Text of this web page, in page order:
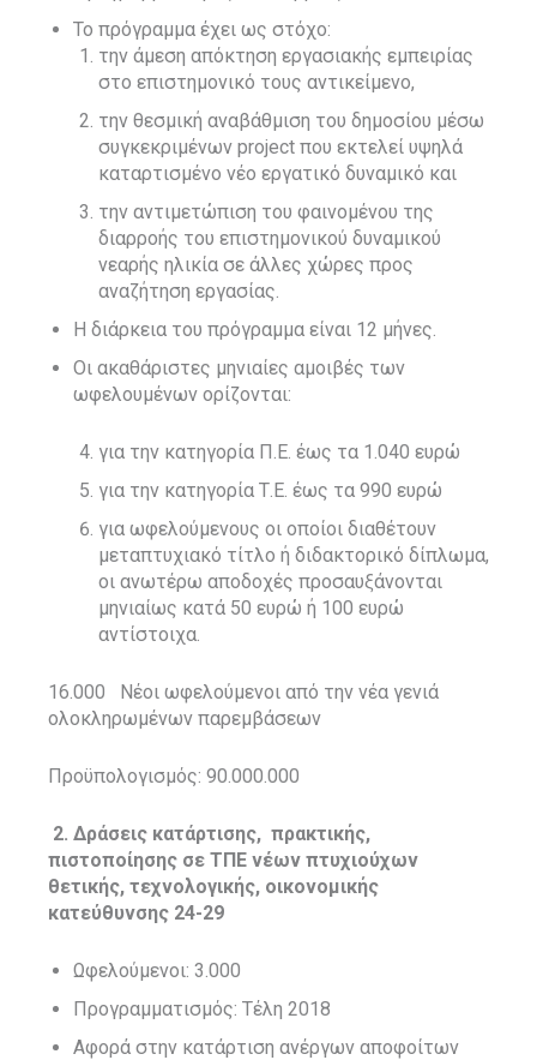
Το πρόγραμμα έχει ως στόχο:
την άμεση απόκτηση εργασιακής εμπειρίας
στο επιστημονικό τους αντικείμενο,
την θεσμική αναβάθμιση του δημοσίου μέσω
συγκεκριμένων project που εκτελεί υψηλά
καταρτισμένο νέο εργατικό δυναμικό και
την αντιμετώπιση του φαινομένου της
διαρροής του επιστημονικού δυναμικού
νεαρής ηλικία σε άλλες χώρες προς
αναζήτηση εργασίας.
Η διάρκεια του πρόγραμμα είναι 12 μήνες.
Οι ακαθάριστες μηνιαίες αμοιβές των
ωφελουμένων ορίζονται:
για την κατηγορία Π.Ε. έως τα 1.040 ευρώ
για την κατηγορία Τ.Ε. έως τα 990 ευρώ
για ωφελούμενους οι οποίοι διαθέτουν
μεταπτυχιακό τίτλο ή διδακτορικό δίπλωμα,
οι ανωτέρω αποδοχές προσαυξάνονται
μηνιαίως κατά 50 ευρώ ή 100 ευρώ
αντίστοιχα.
16.000
Νέοι ωφελούμενοι από την νέα γενιά
ολοκληρωμένων παρεμβάσεων
Προϋπολογισμός: 90.000.000
2. Δράσεις κατάρτισης, πρακτικής,
πιστοποίησης σε ΤΠΕ νέων πτυχιούχων
θετικής, τεχνολογικής, οικονομικής
κατεύθυνσης 24-29
Ωφελούμενοι: 3.000
Προγραμματισμός: Τέλη 2018
Αφορά στην κατάρτιση ανέργων αποφοίτων